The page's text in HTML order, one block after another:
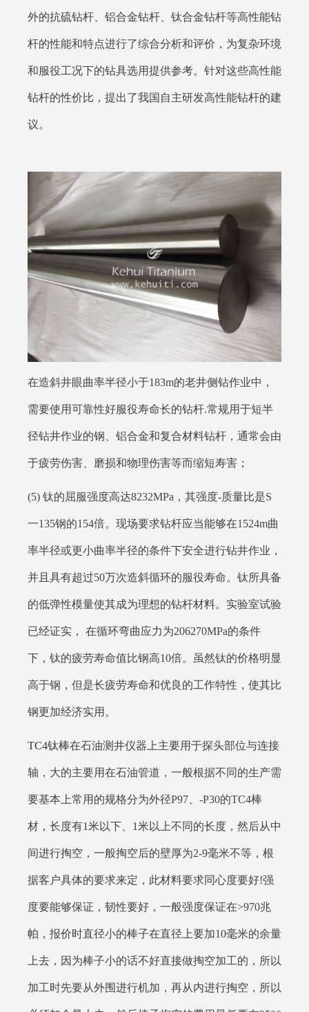
外的抗硫钻杆、铝合金钻杆、钛合金钻杆等高性能钻
杆的性能和特点进行了综合分析和评价，为复杂环境
和服役工况下的钻具选用提供参考。针对这些高性能
钻杆的性价比，提出了我国自主研发高性能钻杆的建
议。
在造斜井眼曲率半径小于183m的老井侧钻作业中，
需要使用可靠性好服役寿命长的钻杆.常规用于短半
径钻井作业的钢、铝合金和复合材料钻杆，通常会由
于疲劳伤害、磨损和物理伤害等而缩短寿害；
(5) 钛的屈服强度高达8232MPa，其强度-质量比是S
一135钢的154倍。现场要求钻杆应当能够在1524m曲
率半径或更小曲率半径的条件下安全进行钻井作业，
并且具有超过50万次造斜循环的服役寿命。钛所具备
的低弹性模量使其成为理想的钻杆材料。实验室试验
已经证实， 在循环弯曲应力为206270MPa的条件
下，钛的疲劳寿命值比钢高10倍。虽然钛的价格明显
高于钢，但是长疲劳寿命和优良的工作特性，使其比
钢更加经济实用。
TC4钛棒在石油测井仪器上主要用于探头部位与连接
轴，大的主要用在石油管道，一般根据不同的生产需
要基本上常用的规格分为外径P97、-P30的TC4棒
材，长度有1米以下、1米以上不同的长度，然后从中
间进行掏空，一般掏空后的壁厚为2-9毫米不等，根
据客户具体的要求来定，此材料要求同心度要好!强
度要能够保证，韧性要好，一般强度保证在>970兆
帕，报价时直径小的棒子在直径上要加10毫米的余量
上去，因为棒子小的话不好直接做掏空加工的，所以
加工时先要从外围进行机加，再从内进行掏空，所以